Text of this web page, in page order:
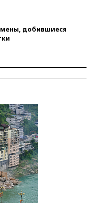
добившиеся